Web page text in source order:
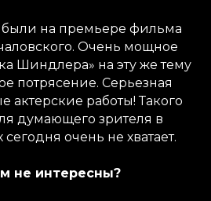
были на премьере фильма
Очень мощное
Шиндлера» на эту же тему
потрясение. Серьезная
актерские работы! Такого
думающего зрителя в
очень не хватает.
не интересны?